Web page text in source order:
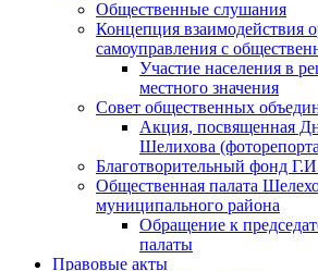
Общественные слушания
Концепция взаимодействия
самоуправления с
Участие населения в
местного значения
Совет общественных
Акция, посвященная
Шелихова
Благотворительный фонд
Общественная палата
муниципального района
Обращение к
палаты
Правовые акты